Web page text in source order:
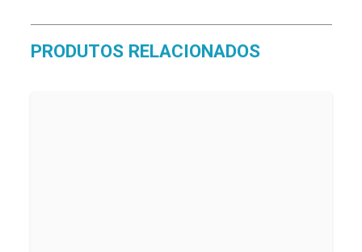
PRODUTOS RELACIONADOS